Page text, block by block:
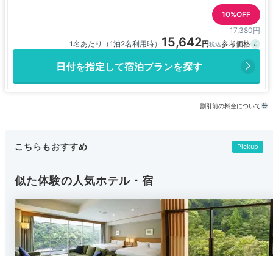
10%OFF
17,380円
1名あたり（1泊2名利用時） 15,642
日付を指定して宿泊プランを探す
割引前の料金について
こちらもおすすめ Pickup
似た体験の人気ホテル・宿